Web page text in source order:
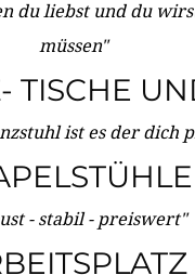
du liebst und du
müssen"
TISCHE
ist es der dich
- stabil - preiswert"